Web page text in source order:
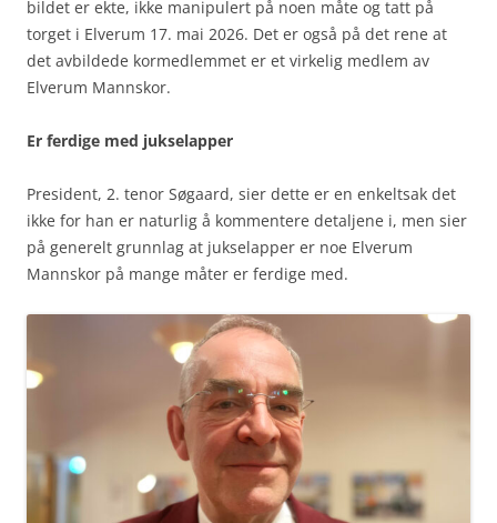
bildet er ekte, ikke manipulert på noen måte og tatt på
torget i Elverum 17. mai 2026. Det er også på det rene at
det avbildede kormedlemmet er et virkelig medlem av
Elverum Mannskor.
Er ferdige med jukselapper
President, 2. tenor Søgaard, sier dette er en enkeltsak det
ikke for han er naturlig å kommentere detaljene i, men sier
på generelt grunnlag at jukselapper er noe Elverum
Mannskor på mange måter er ferdige med.